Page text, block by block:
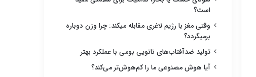
است؟
وقتی مغز با رژیم لاغری مقابله میکند: چرا وزن دوباره
برمیگردد؟
تولید ضدآفتاب‌های نانویی بومی با عملکرد بهتر
آیا هوش مصنوعی ما را کم‌هوش‌تر می‌کند؟